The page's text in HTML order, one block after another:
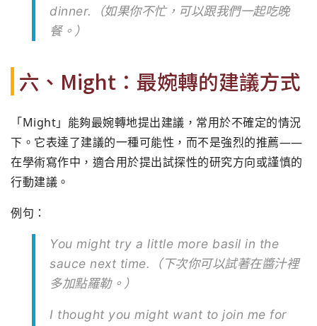
dinner.（如果你不忙，可以跟我們一起吃晚
餐。）
六、Might：最婉轉的建議方式
「Might」能夠最婉轉地提出建議，常用於不確定的情況
下。它表達了建議的一種可能性，而不是強烈的推薦——
在學術寫作中，適合用於提出試探性的研究方向或謹慎的
行動建議。
例句：
You might try a little more basil in the
sauce next time.（下次你可以試著在醬汁裡
多加點羅勒。）
I thought you might want to join me for